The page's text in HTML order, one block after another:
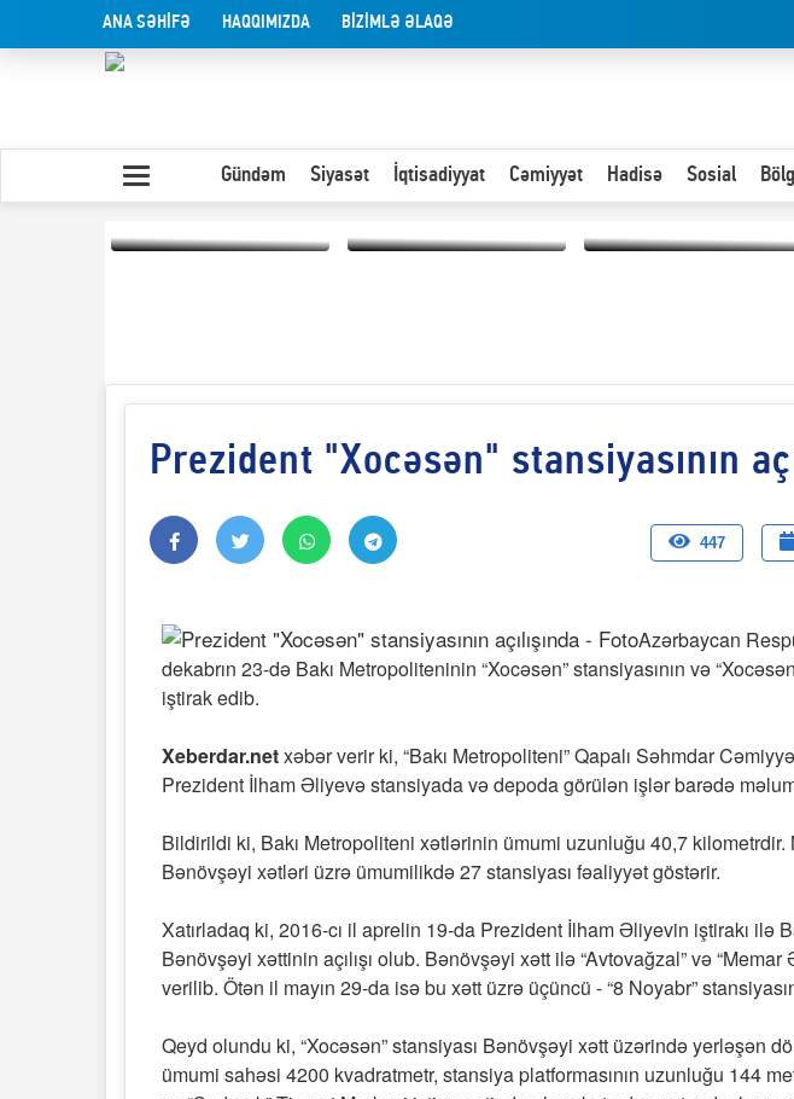
ANA SƏHİFƏ HAQQIMIZDA BİZİMLƏ ƏLAQƏ
Gündəm Siyasət İqtisadiyyat Cəmiyyət Hadisə Sosial
Prezident "Xocəsən" stansiyasının
447
Azərbaycan
dekabrın 23-də Bakı Metropoliteninin “Xocəsən” stansiyasının və
iştirak edib.
Xeberdar.netxəbər verir ki, “Bakı Metropoliteni” Qapalı Səhmdar
Prezident İlham Əliyevə stansiyada və depoda görülən işlər barədə
Bildirildi ki, Bakı Metropoliteni xətlərinin ümumi uzunluğu 40,7 kilometrdir.
Bənövşəyi xətləri üzrə ümumilikdə 27 stansiyası fəaliyyət göstərir.
Xatırladaq ki, 2016-cı il aprelin 19-da Prezident İlham Əliyevin iştirakı ilə
Bənövşəyi xəttinin açılışı olub. Bənövşəyi xətt ilə “Avtovağzal” və
verilib. Ötən il mayın 29-da isə bu xətt üzrə üçüncü - “8 Noyabr”
Qeyd olundu ki, “Xocəsən” stansiyası Bənövşəyi xətt üzərində yerləşən
ümumi sahəsi 4200 kvadratmetr, stansiya platformasının uzunluğu 144